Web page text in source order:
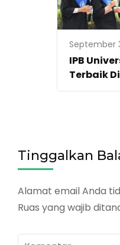
September
IPB
Terbaik
Tinggalkan
Alamat email Anda
Ruas yang wajib
Komentar